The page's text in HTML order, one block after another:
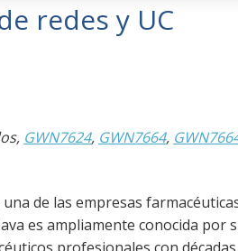
redes y UC
GWN7624, GWN7664,
de las empresas
es ampliamente conocida por